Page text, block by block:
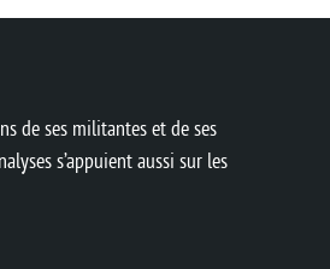
de ses militantes et de ses
s’appuient aussi sur les